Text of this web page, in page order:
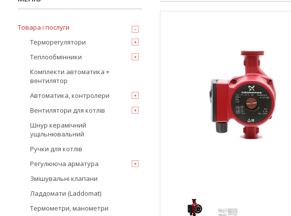
Товара і послуги
Терморегулятори
Теплообмінники
Комплекти автоматика +
вентилятор
Автоматика, контролери
Вентилятори для котлів
Шнур керамічний
ущільнювальний
Ручки для котлів
Регулююча арматура
Змішувальні клапани
Ладдомати (Laddomat)
Термометри, манометри